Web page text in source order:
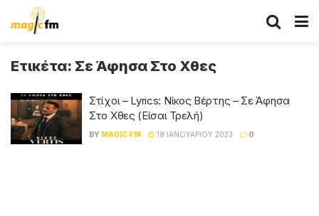
Ετικέτα: Σε Άφησα Στο Χθες
Στίχοι – Lyrics: Νίκος Βέρτης – Σε Άφησα
Στο Χθες (Είσαι Τρελή)
BY MAGIC FM 18 ΙΑΝΟΥΑΡΊΟΥ 2023 0